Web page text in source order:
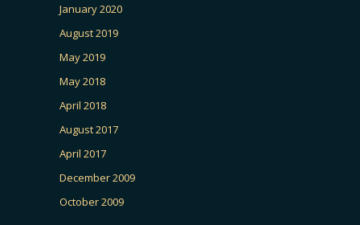
January 2020
August 2019
May 2019
May 2018
April 2018
August 2017
April 2017
December 2009
October 2009